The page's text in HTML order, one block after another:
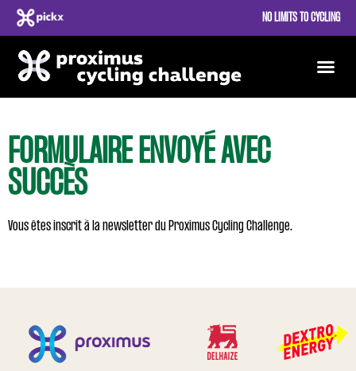
NO LIMITS TO CYCLING
FORMULAIRE ENVOYÉ AVEC
SUCCÈS
Vous êtes inscrit à la newsletter du Proximus Cycling Challenge.